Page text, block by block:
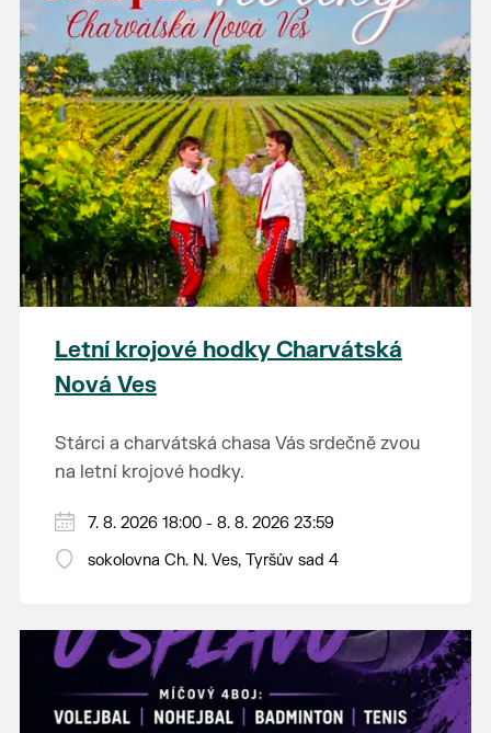
Letní krojové hodky Charvátská
Nová Ves
Stárci a charvátská chasa Vás srdečně zvou
na letní krojové hodky.
PÁTEK 7. srpna
18:00 - ruční stavění máje
14:00 - krojový průvod pro stárky od
hostince “U Buvola”
16:00 - odpolední zábava na sokolovně
21:00 - večerní zábava
7. 8. 2026 18:00 - 8. 8. 2026 23:59
sokolovna Ch. N. Ves, Tyršův sad 4